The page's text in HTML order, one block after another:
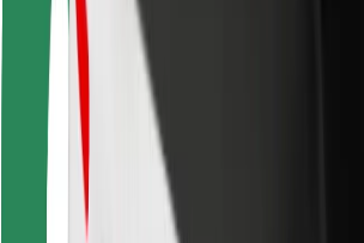
Bolt Αποβάθρες Φόρτισης
Υποστήριξη
Για επιβάτες
Για τους οδηγούς
Για μεταφορείς
Bolt Food